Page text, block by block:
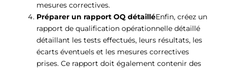
mesures correctives.
Préparer un rapport OQ détailléEnfin, créez un
rapport de qualification opérationnelle détaillé
détaillant les tests effectués, leurs résultats, les
écarts éventuels et les mesures correctives
prises. Ce rapport doit également contenir des